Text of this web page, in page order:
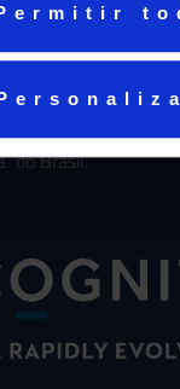
de 70 anos de
aos nossos
temos 16 anos
somos a segunda
do Brasil.